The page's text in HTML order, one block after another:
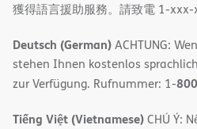
獲得語言援助服務。請致電 1-xxx-
Deutsch (German)ACHTUNG:
stehen Ihnen kostenlos
zur Verfügung. Rufnummer: 1-
Tiếng Việt (Vietnamese)CHÚ Ý: